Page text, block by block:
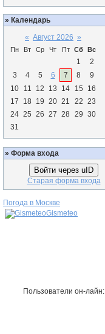
» Календарь
« Август 2026 »
Пн Вт Ср Чт Пт Сб Вс
1
2
3
4 5 6 7 8
9
10
11 12 13 14 15
16
17
18 19 20 21 22 23
24 25 26 27 28 29 30
31
» Форма входа
Войти через uID
Старая форма входа
Погода в Москве
Gismeteo
Пользователи он-лайн: